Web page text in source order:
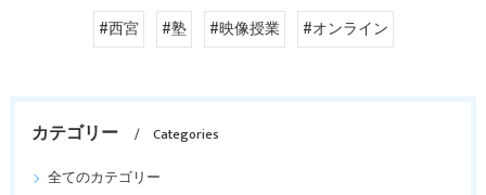
#西宮 #塾 #映像授業 #オンライン
カテゴリー
Categories
全てのカテゴリー